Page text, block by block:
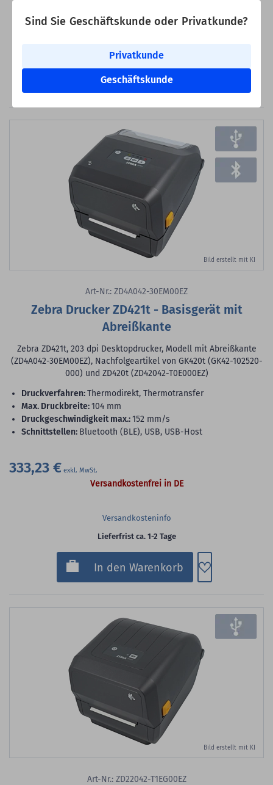
Sind Sie Geschäftskunde oder Privatkunde?
Privatkunde
Geschäftskunde
Lieferbar sofort ab Lager
In den Warenkorb
Bild erstellt mit KI
Art-Nr.: ZD4A042-30EM00EZ
Zebra Drucker ZD421t - Basisgerät mit
Abreißkante
Zebra ZD421t, 203 dpi Desktopdrucker, Modell mit Abreißkante
(ZD4A042-30EM00EZ), Nachfolgeartikel von GK420t (GK42-102520-
000) und ZD420t (ZD42042-T0E000EZ)
Druckverfahren:Thermodirekt, Thermotransfer
max. Druckbreite:104 mm
Druckgeschwindigkeit max.:152 mm/s
Schnittstellen: Bluetooth (BLE), USB, USB-Host
333,23 €
Versandkostenfrei in DE
Versandkosteninfo
Lieferfrist ca. 1-2 Tage
In den Warenkorb Zum
Bild erstellt mit KI
Art-Nr.: ZD22042-T1EG00EZ